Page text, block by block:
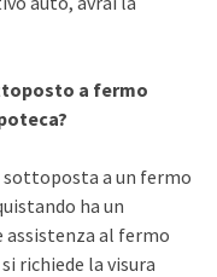
a fermo
sottoposta a un fermo
ha un
assistenza al fermo
richiede la visura